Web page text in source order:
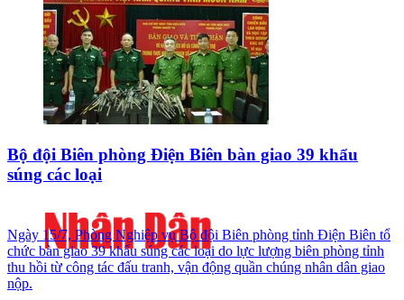
Bộ đội Biên phòng Điện Biên bàn giao 39 khẩu
súng các loại
Ngày 15/7, Phòng Nghiệp vụ Bộ đội Biên phòng tỉnh Điện Biên tổ
chức bàn giao 39 khẩu súng các loại do lực lượng biên phòng tỉnh
thu hồi từ công tác đấu tranh, vận động quần chúng nhân dân giao
nộp.